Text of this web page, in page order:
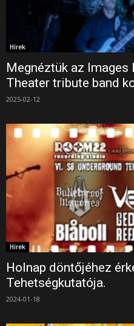
Hírek
Megnéztük az Images
Theater tribute band
2025-02-12
Hírek
Holnap döntőjéhez
Tehetségkutatója.
2024-01-18